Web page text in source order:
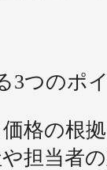
3つのポ
格の根拠
担当者